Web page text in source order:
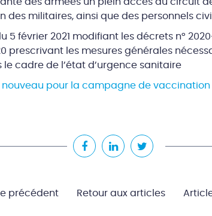
militaires, ainsi que des personnels
5 février 2021 modifiant les décrets n°
prescrivant les mesures générales
le cadre de l’état d’urgence sanitaire
nouveau pour la campagne de vaccination
précédent Retour aux articles